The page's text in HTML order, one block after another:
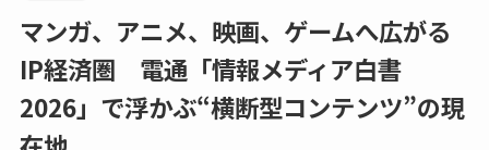
マンガ、アニメ、映画、ゲームへ広がる
IP経済圏 電通「情報メディア白書
2026」で浮かぶ“横断型コンテンツ”の現